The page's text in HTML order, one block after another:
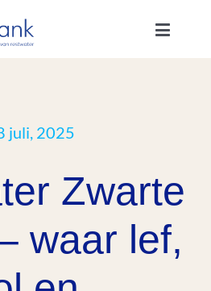
Toggle
juli, 2025
Zwarte
waar lef,